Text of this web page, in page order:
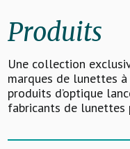
Produits
Une collection
marques de lunettes
produits d’optique
fabricants de lunettes